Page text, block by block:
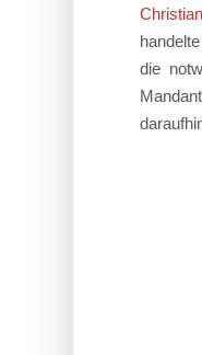
die